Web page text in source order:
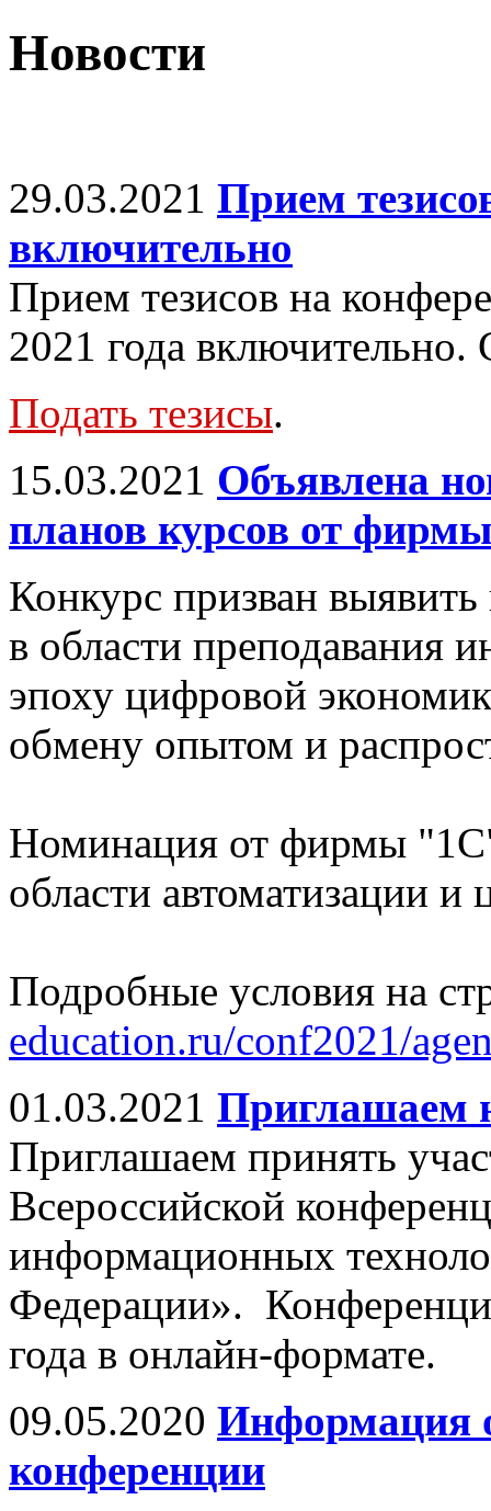
Новости
29.03.2021 Прием
включительно
Прием тезисов на
2021 года
Подать тезисы.
15.03.2021 Объявлена
планов курсов от
Конкурс призван
в области преподавания
эпоху цифровой
обмену опытом и
Номинация от фирмы
области автоматизации
Подробные условия на
education.ru/conf2021/
01.03.2021 Приглашаем
Приглашаем принять
Всероссийской
информационных
Федерации».
года в онлайн-формате.
09.05.2020 Информация
конференции